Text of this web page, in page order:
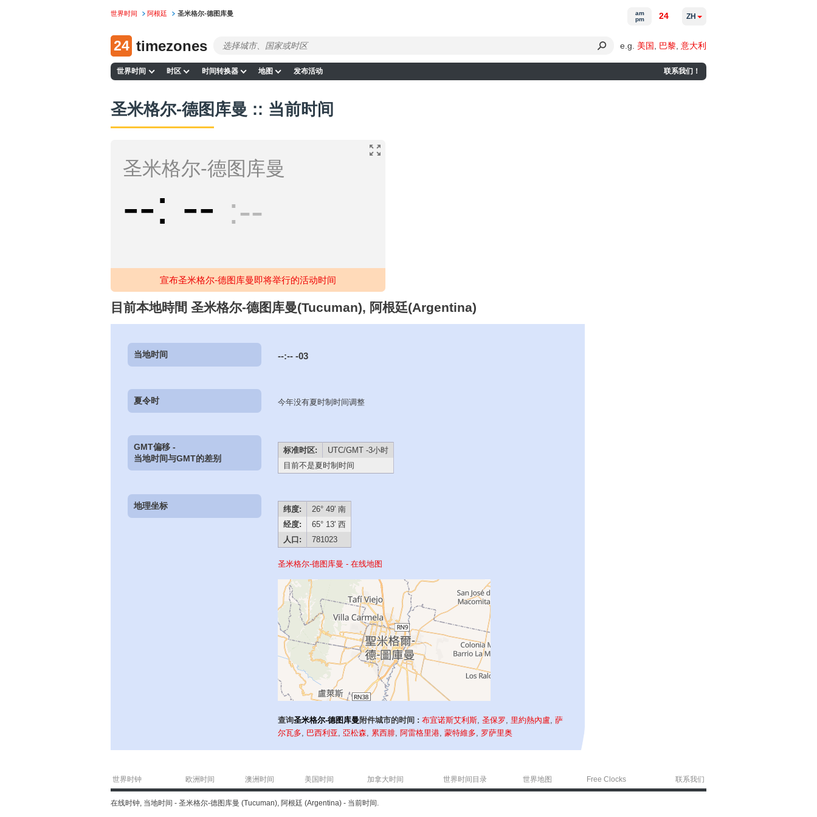
世界时间 阿根廷 圣米格尔-德图库曼
24 timezones e.g. 美国 巴黎 意大利
世界时间 时区 时间转换器 地图 发布活动 联系我们！
am
pm
24 ZH
圣米格尔-德图库曼 :: 当前时间
圣米格尔-德图库曼
-- -- --
宣布圣米格尔-德图库曼即将举行的活动时间
目前本地時間 圣米格尔-德图库曼(Tucuman), 阿根廷(Argentina)
当地时间 --:-- -03
夏令时 今年没有夏时制时间调整
GMT偏移 -
当地时间与GMT的差别
标准时区:
UTC/GMT -3小时
目前不是夏时制时间
地理坐标 纬度:
26° 49' 南
经度:
65° 13' 西
人口:
781023
圣米格尔-德图库曼 - 在线地图
查询圣米格尔-德图库曼 附件城市的时间 : 布宜诺斯艾利斯,圣保罗, 里約熱內盧,萨
尔瓦多, 巴西利亚,亞松森, 累西腓, 阿雷格里港,蒙特維多, 罗萨里奥
世界时钟 欧洲时间 澳洲时间 美国时间 加拿大时间 世界时间目录 世界地图 Free Clocks 联系我们
在线时钟, 当地时间 - 圣米格尔-德图库曼 (Tucuman), 阿根廷 (Argentina) - 当前时间.